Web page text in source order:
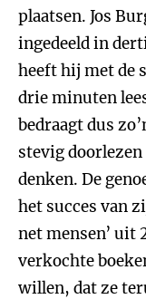
plaatsen. Jos
ingedeeld in
heeft hij met de
drie minuten
bedraagt dus
stevig
denken. De
het succes van
net mensen’ uit
verkochte
willen, dat ze